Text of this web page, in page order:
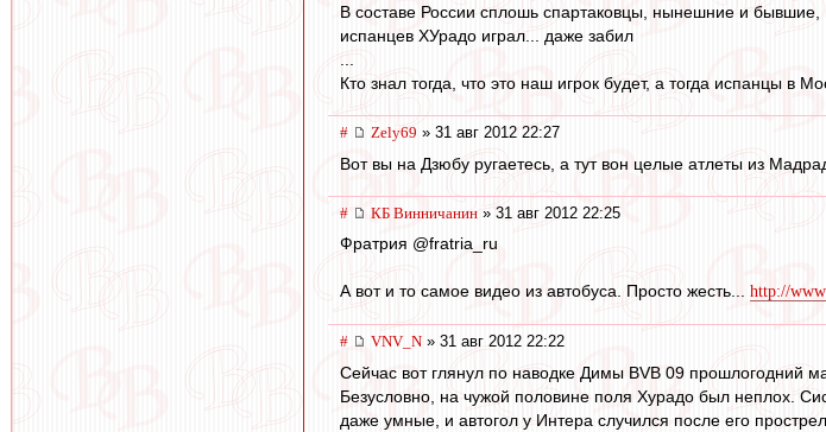
В составе России сплошь спартаковцы, нынешние и
испанцев ХУрадо играл... даже забил
Кто знал тогда, что это наш игрок будет, а тогда испанцы в
# Zely69 » 31 авг 2012 22:27
Вот вы на Дзюбу ругаетесь, а тут вон целые атлеты из
# КБ Винничанин » 31 авг 2012 22:25
Фратрия @fratria_ru
А вот и то самое видео из автобуса. Просто жесть... http://
# VNV_N » 31 авг 2012 22:22
Сейчас вот глянул по наводке Димы BVB 09 прошлогодний
Безусловно, на чужой половине поля Хурадо был неплох.
даже умные, и автогол у Интера случился после его